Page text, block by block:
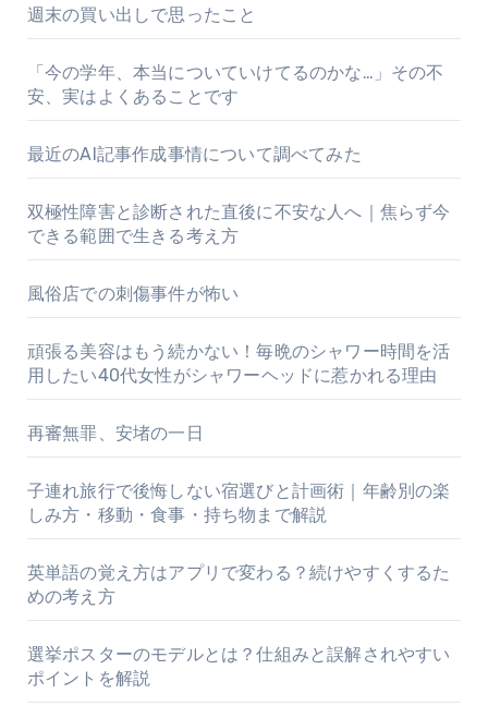
週末の買い出しで思ったこと
「今の学年、本当についていけてるのかな…」その不
安、実はよくあることです
最近のAI記事作成事情について調べてみた
双極性障害と診断された直後に不安な人へ｜焦らず今
できる範囲で生きる考え方
風俗店での刺傷事件が怖い
頑張る美容はもう続かない！毎晩のシャワー時間を活
用したい40代女性がシャワーヘッドに惹かれる理由
再審無罪、安堵の一日
子連れ旅行で後悔しない宿選びと計画術｜年齢別の楽
しみ方・移動・食事・持ち物まで解説
英単語の覚え方はアプリで変わる？続けやすくするた
めの考え方
選挙ポスターのモデルとは？仕組みと誤解されやすい
ポイントを解説